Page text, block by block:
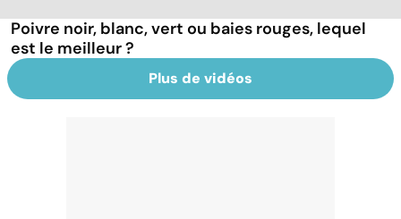
Poivre noir, blanc, vert ou baies rouges, lequel
est le meilleur ?
Plus de vidéos